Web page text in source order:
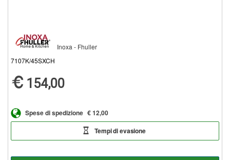
Inoxa - Fhuller
7107K/45SXCH
154,00
Spese di spedizione € 12,00
Tempi di evasione